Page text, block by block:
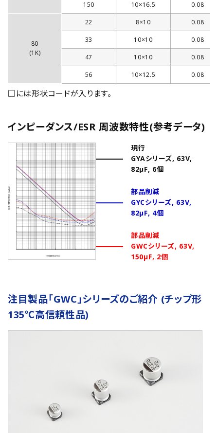
150 10×16.5 0.08
80
(1K)
22 8×10 0.08
33 10×10 0.08
47 10×10 0.08
56 10×12.5 0.08
□には形状コードが入ります。
インピーダンス/ESR 周波数特性(参考データ)
現行
GYAシリーズ, 63V,
82μF, 6個
部品削減
GYCシリーズ, 63V,
82μF, 4個
部品削減
GWCシリーズ, 63V,
150μF, 2個
注目製品「GWC」シリーズのご紹介 (チップ形
135℃高信頼性品)